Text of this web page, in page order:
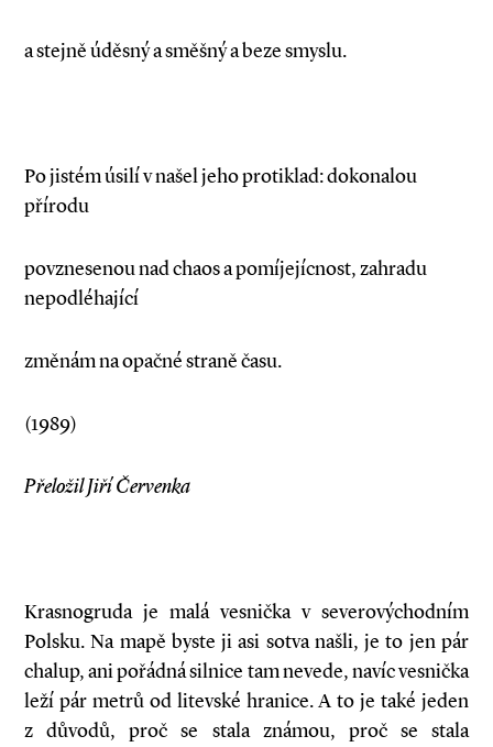
a stejně úděsný a směšný a beze smyslu.
Po jistém úsilí v našel jeho protiklad: dokonalou
přírodu
povznesenou nad chaos a pomíjejícnost, zahradu
nepodléhající
změnám na opačné straně času.
(1989)
Přeložil Jiří Červenka
Krasnogruda je malá vesnička v severovýchodním
Polsku. Na mapě byste ji asi sotva našli, je to jen pár
chalup, ani pořádná silnice tam nevede, navíc vesnička
leží pár metrů od litevské hranice. A to je také jeden
z důvodů, proč se stala známou, proč se stala